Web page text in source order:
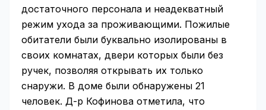
достаточного персонала и неадекватный
режим ухода за проживающими. Пожилые
обитатели были буквально изолированы в
своих комнатах, двери которых были без
ручек, позволяя открывать их только
снаружи. В доме были обнаружены 21
человек. Д-р Кофинова отметила, что